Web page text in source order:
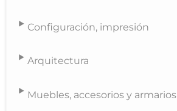
Configuración, impresión
Arquitectura
Muebles, accesorios y armarios